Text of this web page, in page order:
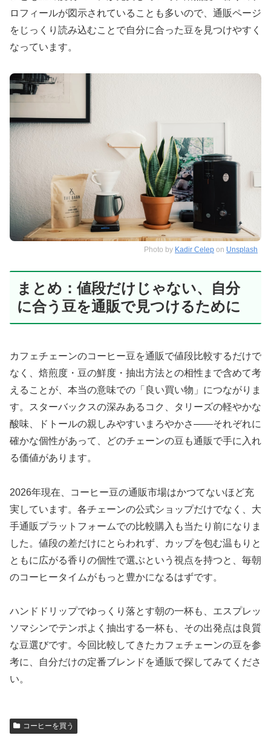
ロフィールが図示されていることも多いので、通販ページ
をじっくり読み込むことで自分に合った豆を見つけやすく
なっています。
Photo by Kadir Celep on Unsplash
まとめ：値段だけじゃない、自分
に合う豆を通販で見つけるために
カフェチェーンのコーヒー豆を通販で値段比較するだけで
なく、焙煎度・豆の鮮度・抽出方法との相性まで含めて考
えることが、本当の意味での「良い買い物」につながりま
す。スターバックスの深みあるコク、タリーズの軽やかな
酸味、ドトールの親しみやすいまろやかさ——それぞれに
確かな個性があって、どのチェーンの豆も通販で手に入れ
る価値があります。
2026年現在、コーヒー豆の通販市場はかつてないほど充
実しています。各チェーンの公式ショップだけでなく、大
手通販プラットフォームでの比較購入も当たり前になりま
した。値段の差だけにとらわれず、カップを包む温もりと
ともに広がる香りの個性で選ぶという視点を持つと、毎朝
のコーヒータイムがもっと豊かになるはずです。
ハンドドリップでゆっくり落とす朝の一杯も、エスプレッ
ソマシンでテンポよく抽出する一杯も、その出発点は良質
な豆選びです。今回比較してきたカフェチェーンの豆を参
考に、自分だけの定番ブレンドを通販で探してみてくださ
い。
コーヒーを買う